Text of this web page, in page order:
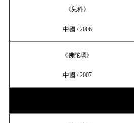
《兒科》
中國 /2006
《佛陀墕》
中國 /2007